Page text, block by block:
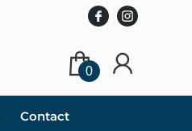
0
Contact